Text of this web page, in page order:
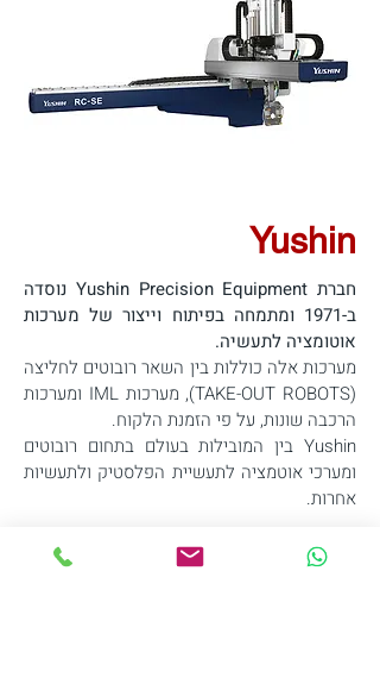
Yushin
חברת Yushin Precision Equipment נוסדה
ב-1971 ומתמחה בפיתוח וייצור של מערכות
אוטומציה לתעשיה.
מערכות אלה כוללות בין השאר רובוטים לחליצה
(TAKE-OUT ROBOTS), מערכות IML ומערכות
הרכבה שונות, על פי הזמנת הלקוח.
Yushin בין המובילות בעולם בתחום רובוטים
ומערכי אוטמציה לתעשיית הפלסטיק ולתעשיות
אחרות.
החברה מתמקדת בפיתוח רובוטים מהירים
ומדוייקים אשר יובילו לחיסכון בעלויות הייצור,